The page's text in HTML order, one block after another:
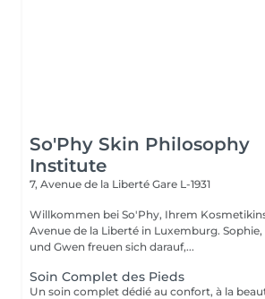
So'Phy Skin Philosophy
Institute
7, Avenue de la Liberté Gare L-1931
Willkommen bei So'Phy, Ihrem
Avenue de la Liberté in Luxemburg. Sophie, Clémence, Mélissa
und Gwen freuen sich darauf,...
Soin Complet des Pieds